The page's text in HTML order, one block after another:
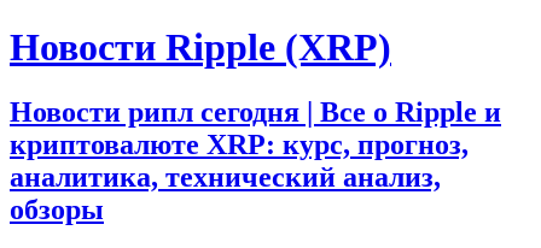
Новости Ripple (XRP)
Новости рипл сегодня | Все о Ripple и
криптовалюте XRP: курс, прогноз,
аналитика, технический анализ,
обзоры